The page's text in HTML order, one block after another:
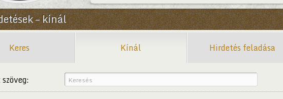
– kínál
Keres Kínál Hirdetés feladása